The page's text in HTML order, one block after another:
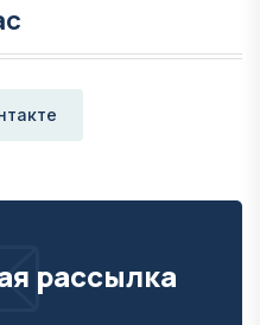
рассылка